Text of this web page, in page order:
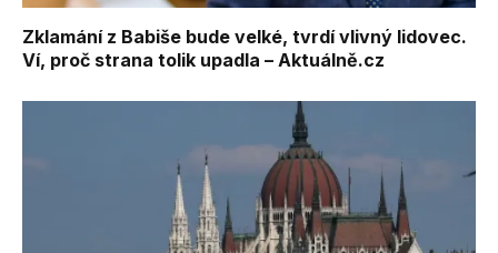
Zklamání z Babiše bude velké, tvrdí vlivný lidovec.
Ví, proč strana tolik upadla – Aktuálně.cz